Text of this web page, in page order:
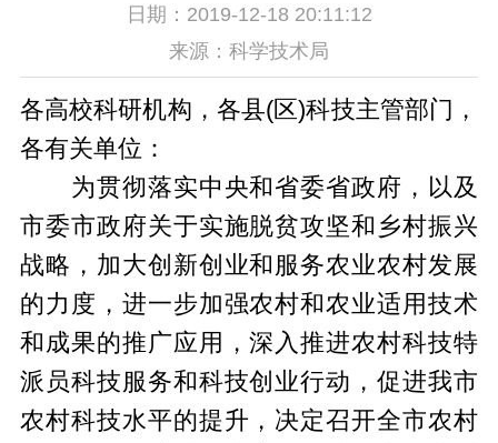
日期：2019-12-18 20:11:12
来源：科学技术局
各高校科研机构，各县(区)科技主管部门，
各有关单位：
为贯彻落实中央和省委省政府，以及
市委市政府关于实施脱贫攻坚和乡村振兴
战略，加大创新创业和服务农业农村发展
的力度，进一步加强农村和农业适用技术
和成果的推广应用，深入推进农村科技特
派员科技服务和科技创业行动，促进我市
农村科技水平的提升，决定召开全市农村